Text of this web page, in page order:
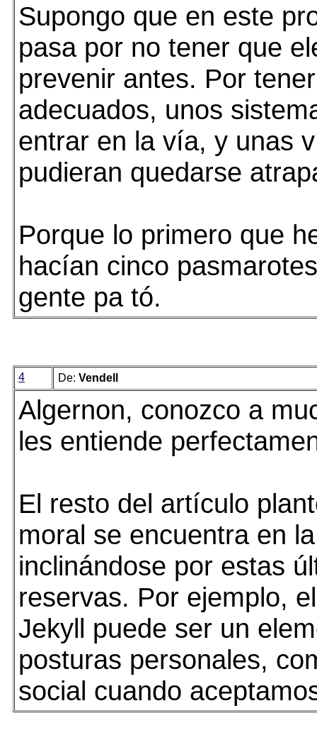
Supongo que en este
pasa por no tener que
prevenir antes. Por
adecuados, unos
entrar en la vía, y unas
pudieran quedarse
Porque lo primero que
hacían cinco
gente pa tó.
4 De: Vendell
Algernon, conozco a
les entiende
El resto del artículo
moral se encuentra en
inclinándose por estas
reservas. Por ejemplo,
Jekyll puede ser un
posturas personales,
social cuando